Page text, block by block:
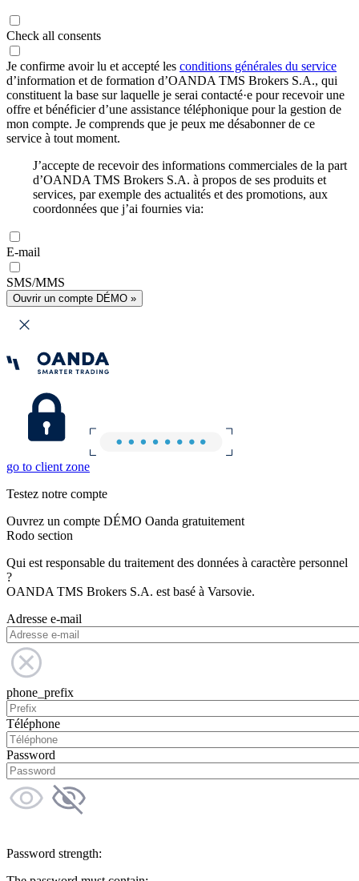
Check all consents
Je confirme avoir lu et accepté les conditions générales du service
d’information et de formation d’OANDA TMS Brokers S.A., qui
constituent la base sur laquelle je serai contacté·e pour recevoir une
offre et bénéficier d’une assistance téléphonique pour la gestion de
mon compte. Je comprends que je peux me désabonner de ce
service à tout moment.
J’accepte de recevoir des informations commerciales de la part
d’OANDA TMS Brokers S.A. à propos de ses produits et
services, par exemple des actualités et des promotions, aux
coordonnées que j’ai fournies via:
E-mail
SMS/MMS
Ouvrir un compte DÉMO »
go to client zone
Testez notre compte
Ouvrez un compte DÉMO Oanda gratuitement
Rodo section
Qui est responsable du traitement des données à caractère personnel
?
OANDA TMS Brokers S.A. est basé à Varsovie.
Adresse e-mail
phone_prefix
Téléphone
Password
Password strength: